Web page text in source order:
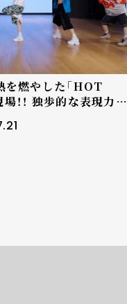
燃やした「HOT
！！ 独歩的な表現力で
プ！！ デビュー初の
2回目の米州ツアー！！